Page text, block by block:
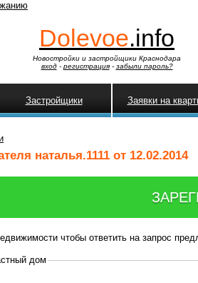
Dolevoe.info
Новостройки и застройщики Краснодара
вход- регистрация- забыли пароль?
Застройщики Заявки на
наталья.1111 от 12.02.2014
чтобы ответить на запрос
дом